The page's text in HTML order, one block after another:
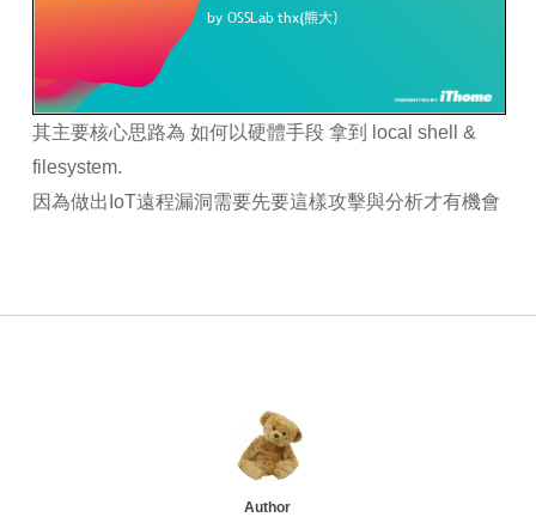
其主要核心思路為 如何以硬體手段 拿到 local shell &
filesystem.
因為做出IoT遠程漏洞需要先要這樣攻擊與分析才有機會
Author